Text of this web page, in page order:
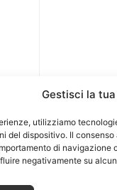
Gestisci la
utilizziamo
del dispositivo. Il
di navigazione
negativamente su